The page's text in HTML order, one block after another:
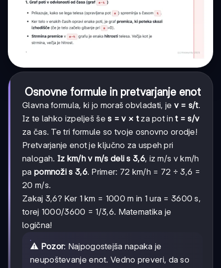
Osnovne formule in pretvarjanje enot
Glavna formula, ki jo moraš obvladati, je v = s/t.
Iz te lahko izpelješ šes = v × tza pot int = s/v
za čas. Te tri formule so tvoje osnovno orodje!
Pretvarjanje enot je ključno za uspeh pri
nalogah. Iz km/h v m/s deli s 3,6, iz m/s v km/h
pa pomnoži s 3,6. Primer: 72 km/h = 72 ÷ 3,6 =
20 m/s.
Zakaj 3,6? Ker 1 km = 1000 m in 1 ura = 3600 s,
torej 1000/3600 = 1/3,6. Matematika je
logična!
⚠️ Pozor: Najpogostejša napaka je
neupoštevanje enot. Vedno preveri, da so